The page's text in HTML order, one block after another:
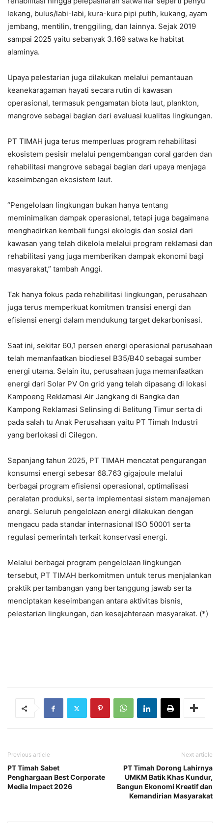
lekang, bulus/labi-labi, kura-kura pipi putih, kukang, ayam
jembang, mentilin, trenggiling, dan lainnya. Sejak 2019
sampai 2025 yaitu sebanyak 3.169 satwa ke habitat
alaminya.
Upaya pelestarian juga dilakukan melalui pemantauan
keanekaragaman hayati secara rutin di kawasan
operasional, termasuk pengamatan biota laut, plankton,
mangrove sebagai bagian dari evaluasi kualitas lingkungan.
PT TIMAH juga terus memperluas program rehabilitasi
ekosistem pesisir melalui pengembangan coral garden dan
rehabilitasi mangrove sebagai bagian dari upaya menjaga
keseimbangan ekosistem laut.
“Pengelolaan lingkungan bukan hanya tentang
meminimalkan dampak operasional, tetapi juga bagaimana
menghadirkan kembali fungsi ekologis dan sosial dari
kawasan yang telah dikelola melalui program reklamasi dan
rehabilitasi yang juga memberikan dampak ekonomi bagi
masyarakat,” tambah Anggi.
Tak hanya fokus pada rehabilitasi lingkungan, perusahaan
juga terus memperkuat komitmen transisi energi dan
efisiensi energi dalam mendukung target dekarbonisasi.
Saat ini, sekitar 60,1 persen energi operasional perusahaan
telah memanfaatkan biodiesel B35/B40 sebagai sumber
energi utama. Selain itu, perusahaan juga memanfaatkan
energi dari Solar PV On grid yang telah dipasang di lokasi
Kampoeng Reklamasi Air Jangkang di Bangka dan
Kampong Reklamasi Selinsing di Belitung Timur serta di
pada salah tu Anak Perusahaan yaitu PT Timah Industri
yang berlokasi di Cilegon.
Sepanjang tahun 2025, PT TIMAH mencatat pengurangan
konsumsi energi sebesar 68.763 gigajoule melalui
berbagai program efisiensi operasional, optimalisasi
peralatan produksi, serta implementasi sistem manajemen
energi. Seluruh pengelolaan energi dilakukan dengan
mengacu pada standar internasional ISO 50001 serta
regulasi pemerintah terkait konservasi energi.
Melalui berbagai program pengelolaan lingkungan
tersebut, PT TIMAH berkomitmen untuk terus menjalankan
praktik pertambangan yang bertanggung jawab serta
menciptakan keseimbangan antara aktivitas bisnis,
pelestarian lingkungan, dan kesejahteraan masyarakat. (*)
Previous article
PT Timah Sabet
Penghargaan Best Corporate
Media Impact 2026
Next article
PT Timah Dorong Lahirnya
UMKM Batik Khas Kundur,
Bangun Ekonomi Kreatif dan
Kemandirian Masyarakat